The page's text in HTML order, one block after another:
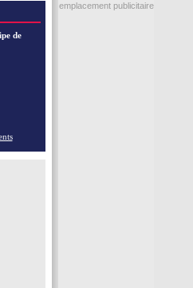
de
emplacement publicitaire